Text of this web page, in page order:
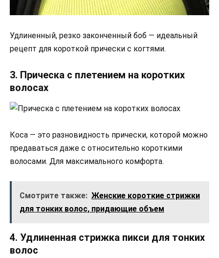
Удлиненный, резко законченный боб — идеальный
рецепт для короткой прически с когтями.
3. Прическа с плетением на коротких
волосах
Коса — это разновидность прически, которой можно
предаваться даже с относительно короткими
волосами. Для максимального комфорта.
Смотрите также: Женские короткие стрижки
для тонких волос, придающие объем
4. Удлиненная стрижка пикси для тонких
волос